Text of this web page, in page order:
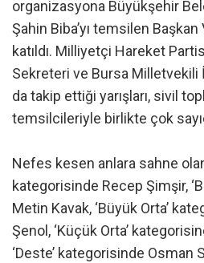
organizasyona Büyükşehir
Şahin Biba’yı temsilen
katıldı. Milliyetçi Hareket
Sekreteri ve Bursa Milletvekili
da takip ettiği yarışları, sivil
temsilcileriyle birlikte çok
Nefes kesen anlara sahne olan
kategorisinde Recep Şimşir,
Metin Kavak, ‘Büyük Orta’
Şenol, ‘Küçük Orta’
‘Deste’ kategorisinde Osman